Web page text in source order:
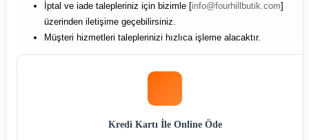
İptal ve iade talepleriniz için bizimle [info@fourhillbutik.com]
üzerinden iletişime geçebilirsiniz.
Müşteri hizmetleri taleplerinizi hızlıca işleme alacaktır.
Kredi Kartı İle Online Öde